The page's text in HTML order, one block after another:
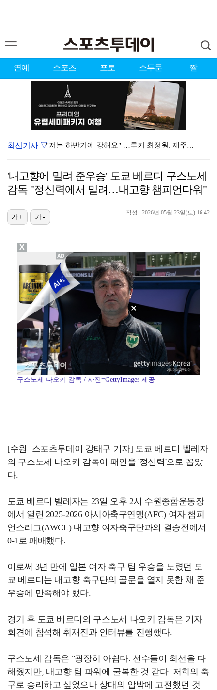
연예 스포츠 포토 스투툰 짤
"저는 하반기에 강해요" …루키 최정원, 제주삼다수 2…
'응팔' 최성원, 두 번의 백혈병 투병 끝 완치 "매우…
[ST포토] 홀아웃 하는 이율린
[ST포토] 전우리, 덥다덥다
FC서울, 구단 최초 산하 유스 오산고 유망주 5명과 …
최신기사 ▽
'내고향에 밀려 준우승' 도쿄 베르디 구스노세
감독 "정신력에서 밀려…내고향 챔피언다워"
작성 : 2026년 05월 23일(토) 16:42
가+ 가-
구스노세 나오키 감독 / 사진=GettyImages 제공
[수원=스포츠투데이 강태구 기자] 도쿄 베르디 벨레자
의 구스노세 나오키 감독이 패인을 '정신력'으로 꼽았
다.
도쿄 베르디 벨레자는 23일 오후 2시 수원종합운동장
에서 열린 2025-2026 아시아축구연맹(AFC) 여자 챔피
언스리그(AWCL) 내고향 여자축구단과의 결승전에서
0-1로 패배했다.
이로써 3년 만에 일본 여자 축구 팀 우승을 노렸던 도
쿄 베르디는 내고향 축구단의 골문을 열지 못한 채 준
우승에 만족해야 했다.
경기 후 도쿄 베르디의 구스노세 나오키 감독은 기자
회견에 참석해 취재진과 인터뷰를 진행했다.
구스노세 감독은 "굉장히 아쉽다. 선수들이 최선을 다
해줬지만, 내고향 팀 파워에 굴복한 것 같다. 저희의 축
구로 승리하고 싶었으나 상대의 압박에 고전했던 것
X